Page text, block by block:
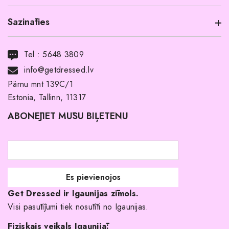
Informācija par produktu
Noma ar pirkuma tiesībām
Par mums
Pirkuma noteikumi un nosacījumi
Atgriešanas politika
Līgavas družiņu kleitas
Veikali
Kāpēc izvēlēties mūs?
Sazināties
Tel :5648 3809
info@getdressed.lv
Pärnu mnt 139C/1
Estonia, Tallinn, 11317
ABONĒJIET MŪSU BIĻETENU
Get Dressed ir Igaunijas zīmols.
Visi pasūtījumi tiek nosūtīti no Igaunijas.
Fiziskais veikals Igaunijā: